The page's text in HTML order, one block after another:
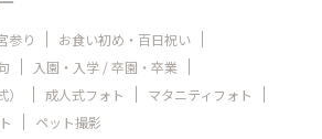
参り
お食い初め・百日祝い
入園・入学 / 卒園・卒業
成人式フォト
マタニティフォト
ペット撮影